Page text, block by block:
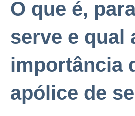
O que é,
serve e qual
importância
apólice de